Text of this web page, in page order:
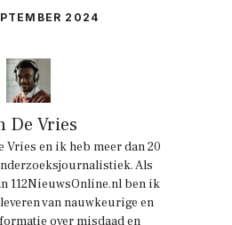
2024
De Vries
Vries en ik heb meer dan 20
Als
112NieuwsOnline.nl ben ik
van nauwkeurige en
over misdaad en